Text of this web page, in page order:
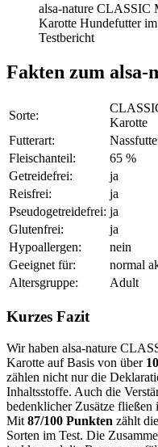
alsa-nature CLASSIC
Karotte Hundefutter
Testbericht
Fakten zum
Sorte:
Karotte
Futterart:
Fleischanteil:
65 %
Getreidefrei:
ja
Reisfrei:
ja
Pseudogetreidefrei: ja
Glutenfrei:
ja
Hypoallergen:
nein
Geeignet für:
normal
Altersgruppe:
Adult
Kurzes Fazit
Wir haben alsa-nature
Karotte auf Basis von über
zählen nicht nur die
Inhaltsstoffe. Auch die
bedenklicher Zusätze
Mit 87/100 Punkten zählt
Sorten im Test. Die